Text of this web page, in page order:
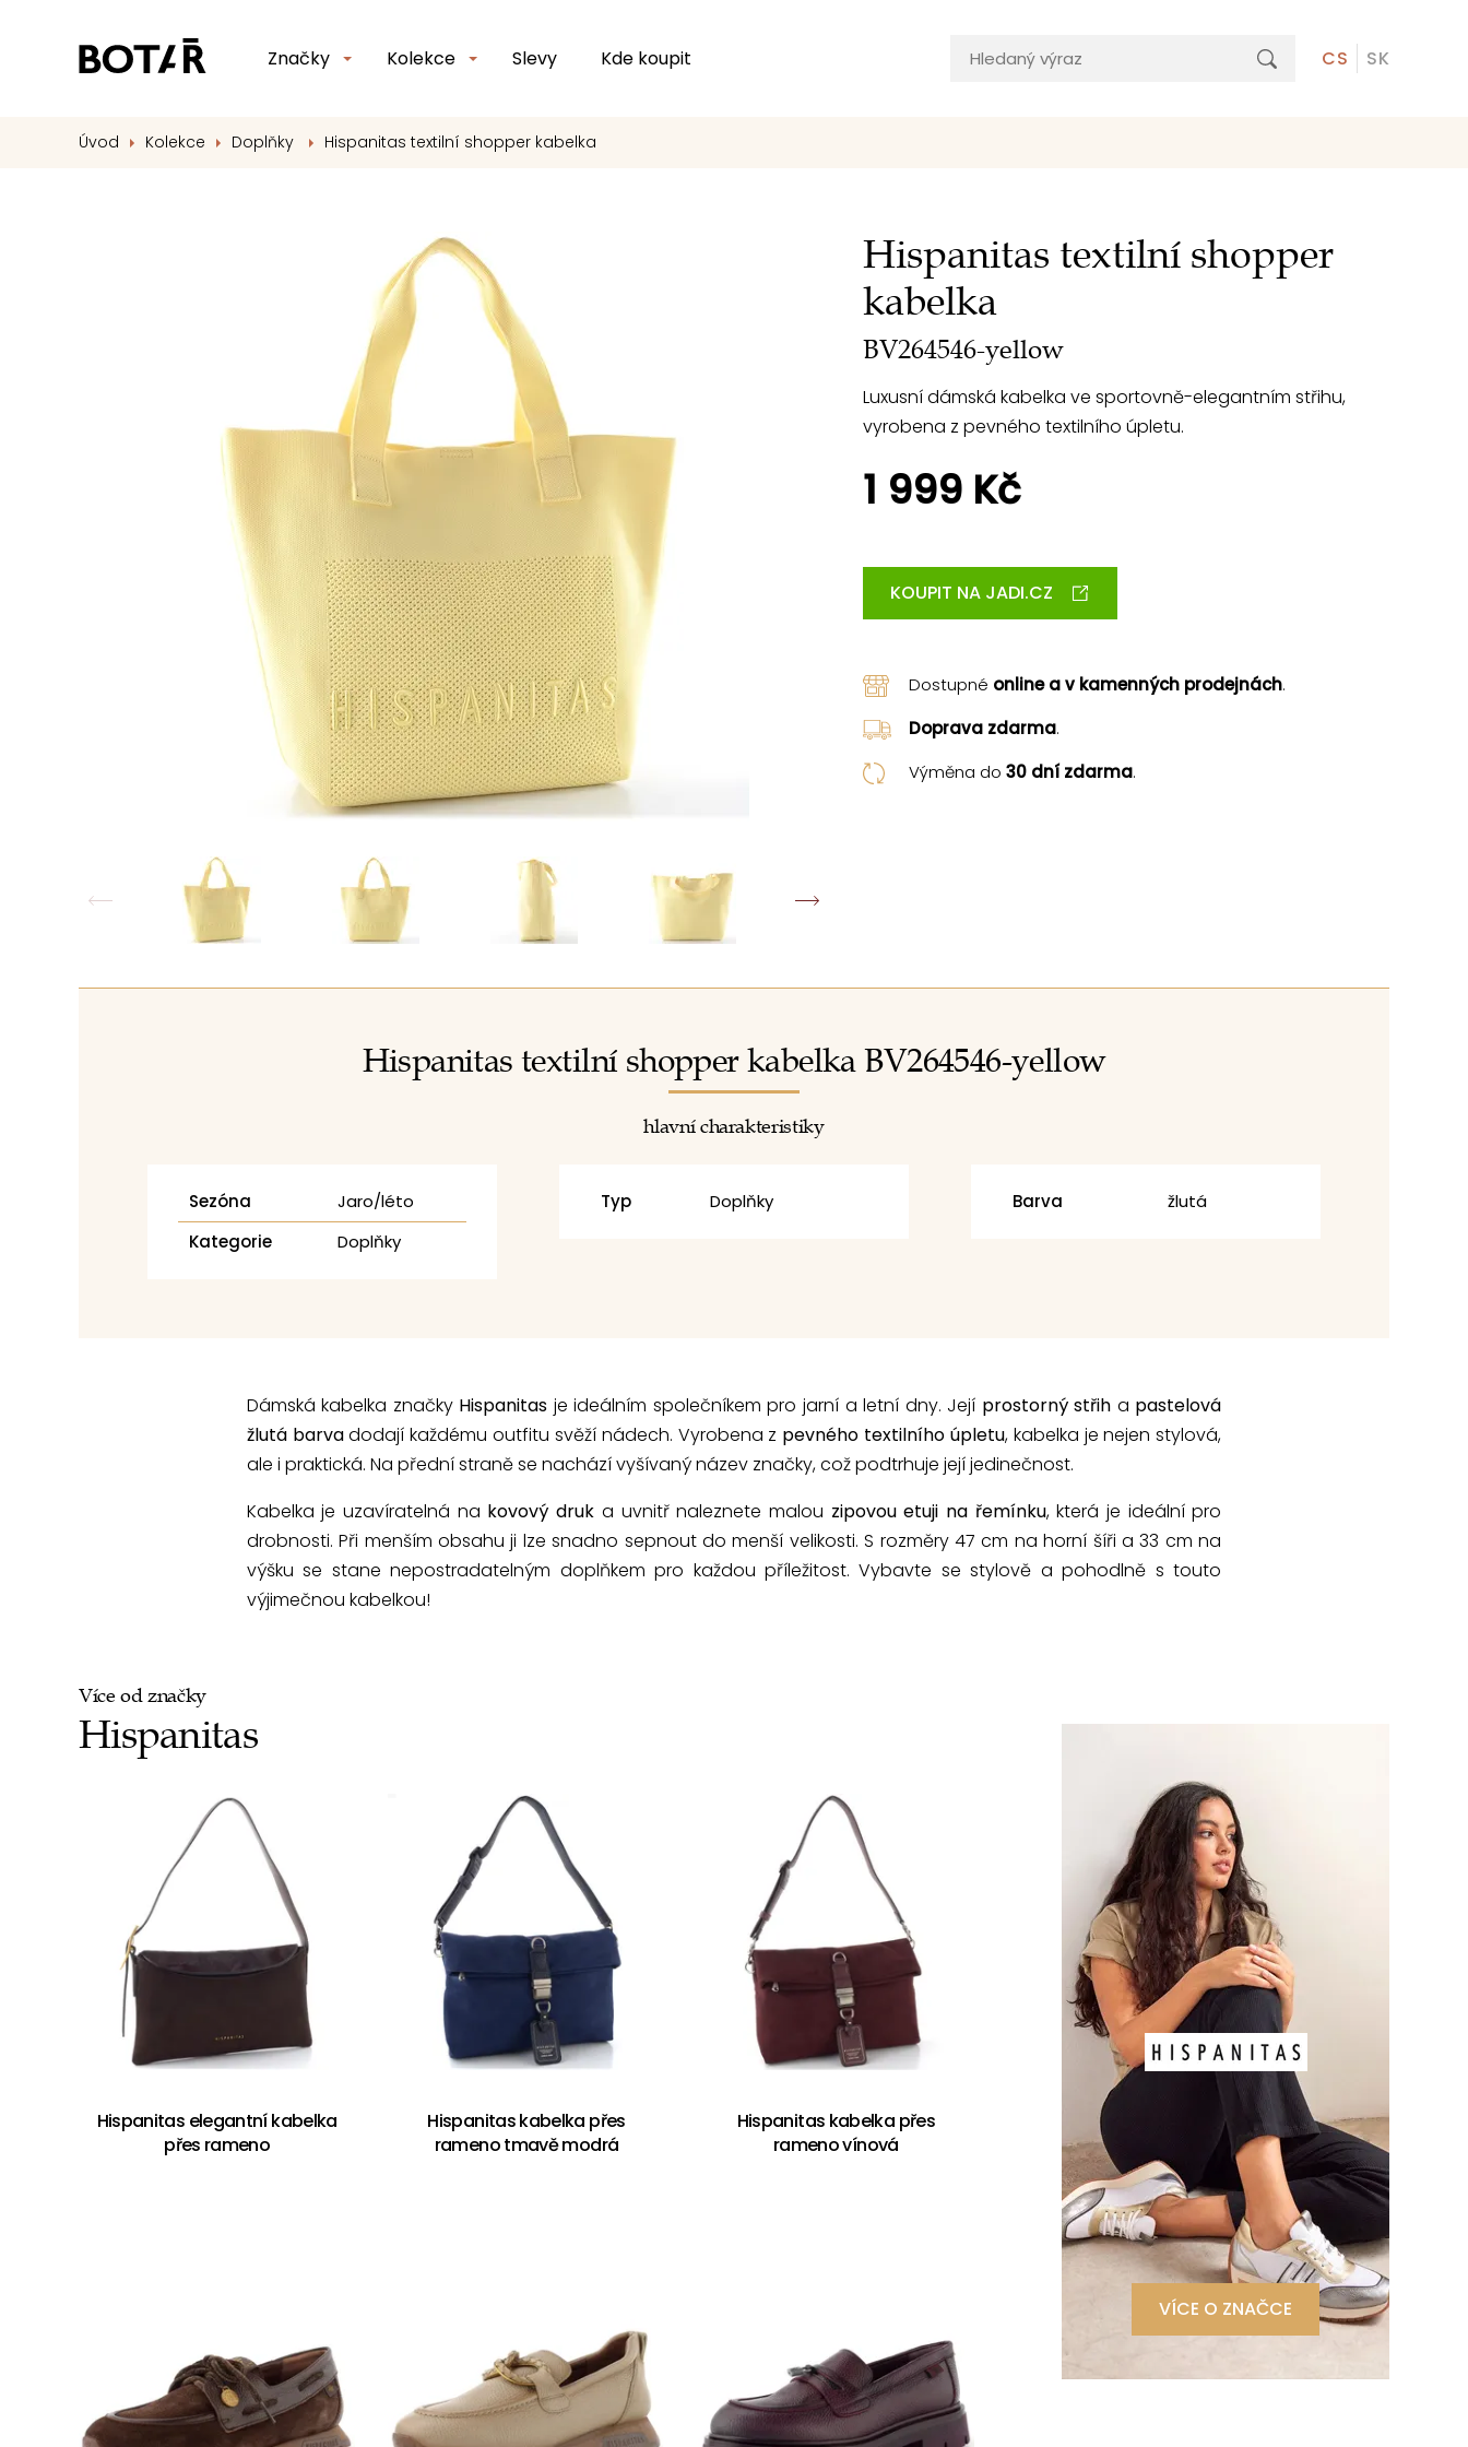
CS SK
Značky Kolekce Slevy Kde koupit
Úvod Kolekce Doplňky Hispanitas textilní shopper kabelka
Hispanitas textilní shopper
kabelka
BV264546-yellow
Luxusní dámská kabelka ve sportovně-elegantním střihu,
vyrobena z pevného textilního úpletu.
1 999 Kč
KOUPIT NA JADI.CZ
Dostupné online a v kamenných prodejnách.
Doprava zdarma.
Výměna do 30 dní zdarma.
Hispanitas textilní shopper kabelka BV264546-yellow
hlavní charakteristiky
Sezóna
Jaro/léto
Kategorie
Doplňky
Typ Doplňky Barva žlutá
Dámská kabelka značky Hispanitas je ideálním společníkem pro jarní a letní dny. Její prostorný střih a pastelová
žlutá barvadodají každému outfitu svěží nádech. Vyrobena z pevného textilního úpletu, kabelka je nejen stylová,
ale i praktická. Na přední straně se nachází vyšívaný název značky, což podtrhuje její jedinečnost.
Kabelka je uzavíratelná na kovový druk a uvnitř naleznete malou zipovou etuji na řemínku, která je ideální pro
drobnosti. Při menším obsahu ji lze snadno sepnout do menší velikosti. S rozměry 47 cm na horní šíři a 33 cm na
výšku se stane nepostradatelným doplňkem pro každou příležitost. Vybavte se stylově a pohodlně s touto
výjimečnou kabelkou!
Více od značky
Hispanitas
Hispanitas elegantní kabelka
přes rameno
Hispanitas kabelka přes
rameno tmavě modrá
Hispanitas kabelka přes
rameno vínová
VÍCE O ZNAČCE